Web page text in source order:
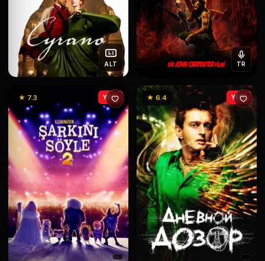
ALT TR
★ 7.3 YENİ ★ 6.4 YENİ